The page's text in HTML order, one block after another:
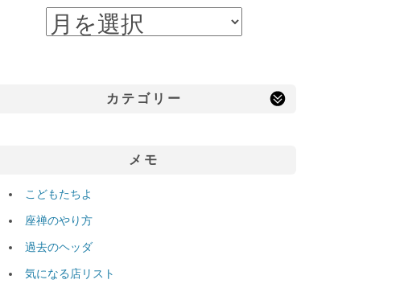
カテゴリー
メモ
こどもたちよ
座禅のやり方
過去のヘッダ
気になる店リスト